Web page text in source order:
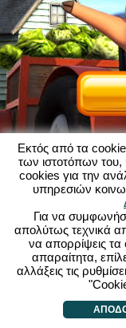
Η ιστορία πίσω
Δήλωση
Υποστήριξη|My
Παιχνίδια
Εκτός από τα
των ιστοτόπων του,
cookies για την
υπηρεσιών
Για να
απολύτως τεχνικά
να απορρίψεις τα
απαραίτητα,
αλλάξεις τις